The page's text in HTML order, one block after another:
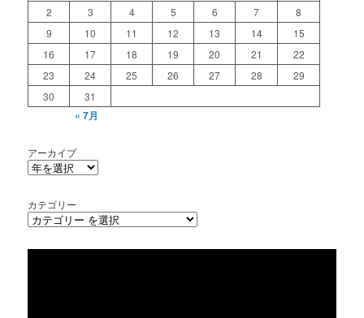
2
3 4 5 6 7
8
9
10 11 12 13 14
15
16
17 18 19 20 21
22
23
24 25 26 27 28
29
30
31
« 7月
アーカイブ
カテゴリー